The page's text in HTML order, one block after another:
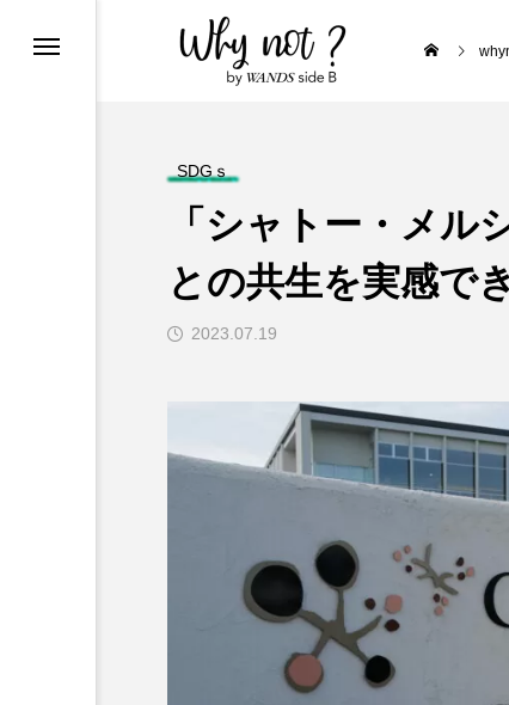
SDGｓ
「シャトー・メル
との共生を実感で
2023.07.19